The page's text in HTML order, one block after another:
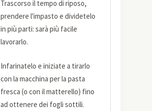
Trascorso il tempo di riposo,
prendere l'impasto e dividetelo
in più parti: sarà più facile
lavorarlo.
Infarinatelo e iniziate a tirarlo
con la macchina per la pasta
fresca (o con il matterello) fino
ad ottenere dei fogli sottili.